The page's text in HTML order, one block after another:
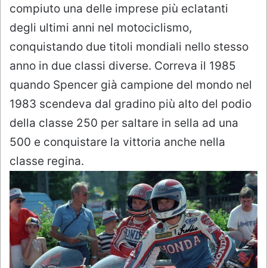
compiuto una delle imprese più eclatanti
degli ultimi anni nel motociclismo,
conquistando due titoli mondiali nello stesso
anno in due classi diverse. Correva il 1985
quando Spencer già campione del mondo nel
1983 scendeva dal gradino più alto del podio
della classe 250 per saltare in sella ad una
500 e conquistare la vittoria anche nella
classe regina.